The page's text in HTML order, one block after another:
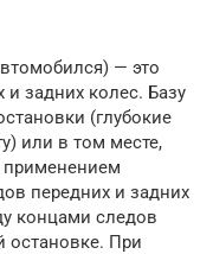
— это
задних колес. Базу
(глубокие
или в том месте,
применением
передних и задних
концами следов
остановке. При